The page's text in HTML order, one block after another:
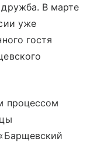
В марте
уже
гостя
процессом